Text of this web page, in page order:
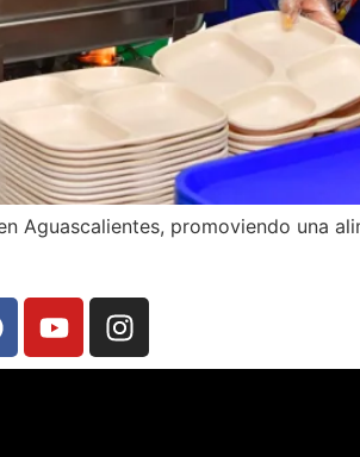
Aguascalientes, promoviendo una